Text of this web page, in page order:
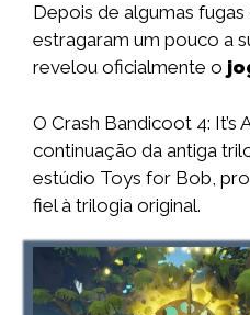
Depois de algumas
estragaram um pouco a
revelou oficialmente o
O Crash Bandicoot 4: It’s
continuação da antiga
estúdio Toys for Bob,
fiel à trilogia original.